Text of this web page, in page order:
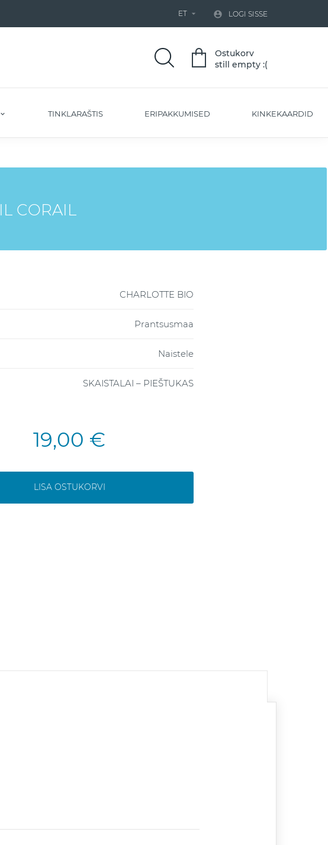
ET   LOGI SISSE
Ostukorv
still empty :(
TINKLARAŠTIS ERIPAKKUMISED KINKEKAARDID
CORAIL
CHARLOTTE BIO
Prantsusmaa
Naistele
SKAISTALAI – PIEŠTUKAS
19,00 €
LISA OSTUKORVI